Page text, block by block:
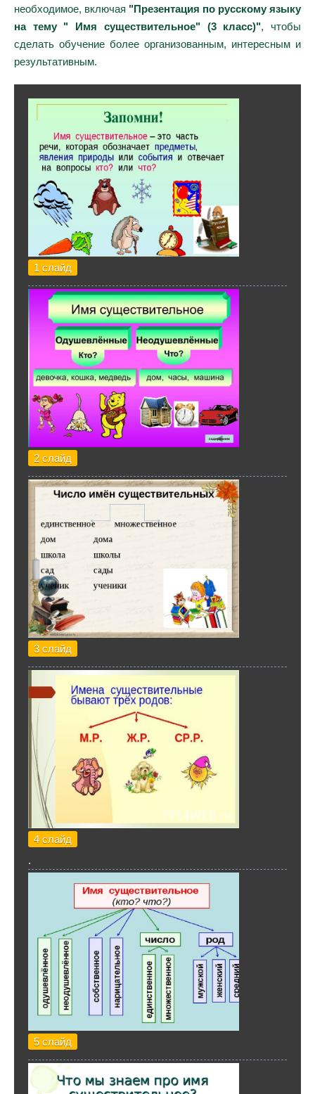
необходимое, включая "Презентация по русскому языку
на тему " Имя существительное" (3 класс)", чтобы
сделать обучение более организованным, интересным и
результативным.
1 слайд
2 слайд
3 слайд
4 слайд
.
5 слайд